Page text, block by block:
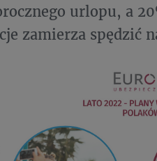
urlopu, a
zamierza spędzić